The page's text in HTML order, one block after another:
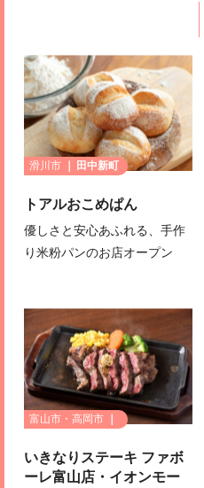
滑川市 田中新町
トアルおこめぱん
優しさと安心あふれる、手作
り米粉パンのお店オープン
富山市・高岡市
いきなりステーキ ファボ
ーレ富山店・イオンモー